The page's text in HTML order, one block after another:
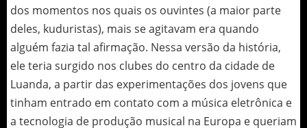
dos momentos nos quais os ouvintes (a maior parte
deles, kuduristas), mais se agitavam era quando
alguém fazia tal afirmação. Nessa versão da história,
ele teria surgido nos clubes do centro da cidade de
Luanda, a partir das experimentações dos jovens que
tinham entrado em contato com a música eletrônica e
a tecnologia de produção musical na Europa e queriam